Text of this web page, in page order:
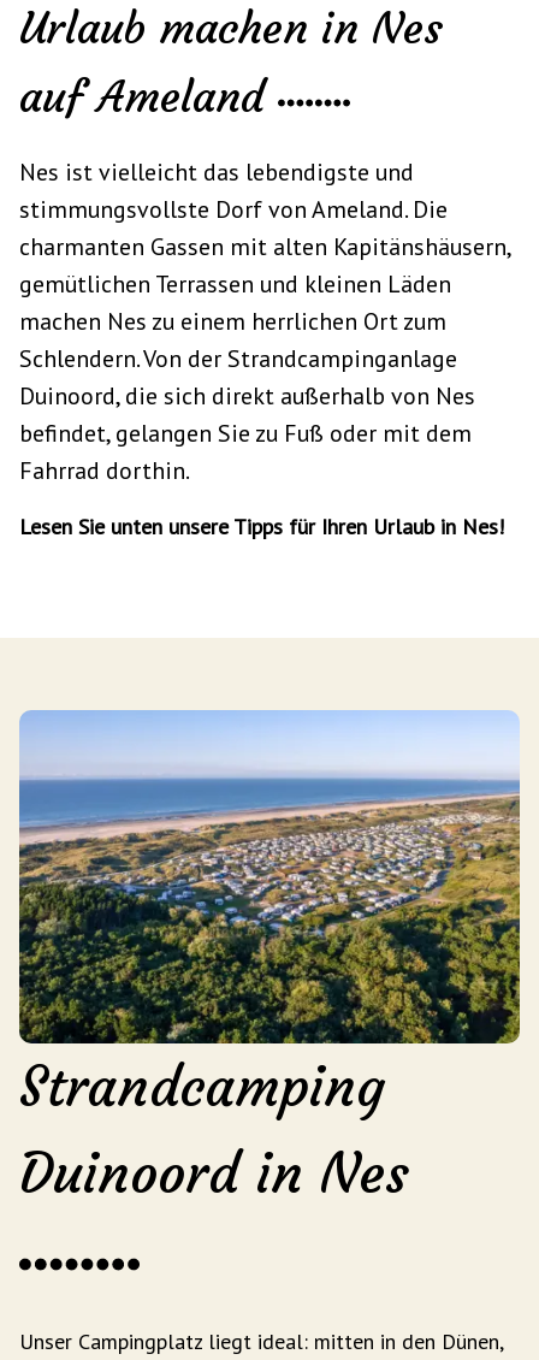
Urlaub machen in Nes
auf Ameland
Nes ist vielleicht das lebendigste und
stimmungsvollste Dorf von Ameland. Die
charmanten Gassen mit alten Kapitänshäusern,
gemütlichen Terrassen und kleinen Läden
machen Nes zu einem herrlichen Ort zum
Schlendern. Von der Strandcampinganlage
Duinoord, die sich direkt außerhalb von Nes
befindet, gelangen Sie zu Fuß oder mit dem
Fahrrad dorthin.
Lesen Sie unten unsere Tipps für Ihren Urlaub in Nes!
Strandcamping
Duinoord in Nes
Unser Campingplatz liegt ideal: mitten in den Dünen,